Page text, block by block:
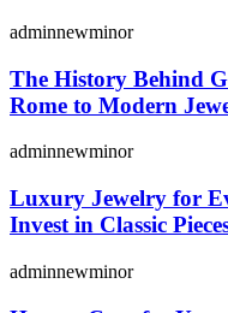
adminnewminor
The History Behind
Rome to Modern
adminnewminor
Luxury Jewelry for
Invest in Classic
adminnewminor